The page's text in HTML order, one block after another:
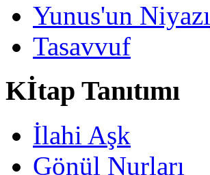
Yunus'un Niyazı
Tasavvuf
Kİtap Tanıtımı
İlahi Aşk
Gönül Nurları